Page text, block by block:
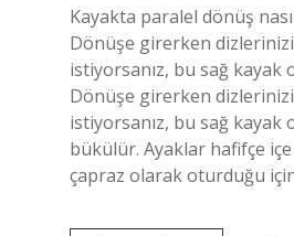
Kayakta paralel dönüş
Dönüşe girerken dizlerinizi
istiyorsanız, bu sağ kayak
Dönüşe girerken dizlerinizi
istiyorsanız, bu sağ kayak
bükülür. Ayaklar hafifçe
çapraz olarak oturduğu